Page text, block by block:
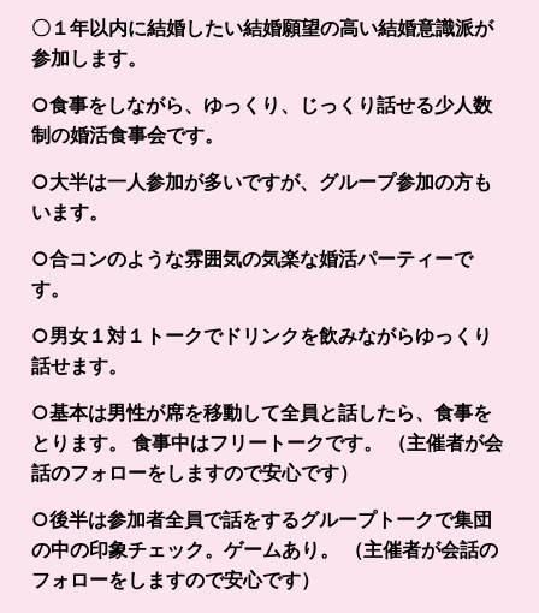
〇１年以内に結婚したい結婚願望の高い結婚意識派が
参加します。
○食事をしながら、ゆっくり、じっくり話せる少人数
制の婚活食事会です。
○大半は一人参加が多いですが、グループ参加の方も
います。
○合コンのような雰囲気の気楽な婚活パーティーで
す。
○男女１対１トークでドリンクを飲みながらゆっくり
話せます。
○基本は男性が席を移動して全員と話したら、食事を
とります。 食事中はフリートークです。 （主催者が会
話のフォローをしますので安心です）
○後半は参加者全員で話をするグループトークで集団
の中の印象チェック。ゲームあり。 （主催者が会話の
フォローをしますので安心です）